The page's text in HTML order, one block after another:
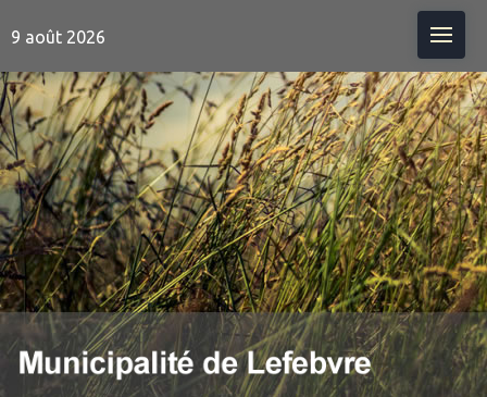
9 août 2026